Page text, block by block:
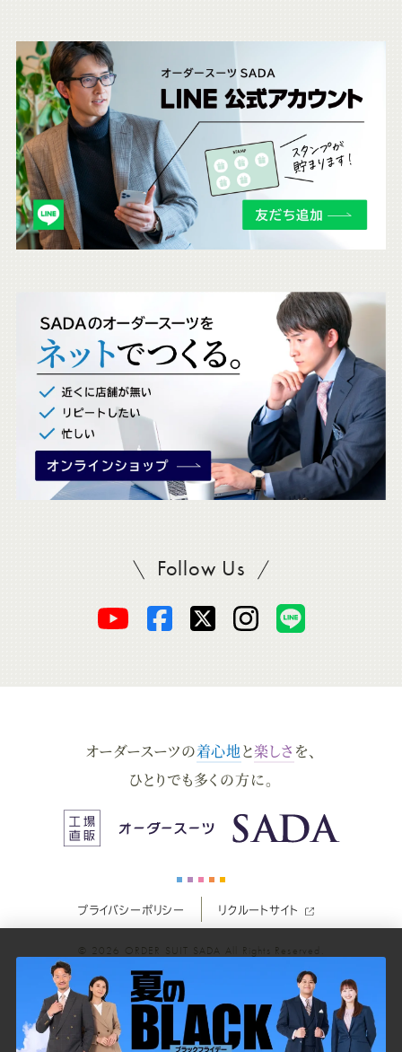
こ
ち
ら
も
チ
ェ
Follow UsSADAをフォロー
オ
ー
ス
ツ
SADA
の
オ
ー
ス
ー
ツ
SADA
の
オ
ー
ス
ー
ツ
SADA
の
オ
ー
ス
ツ
SADA
の
ス
ツ
SADA
の
オーダースーツの着心地と楽しさ を、
ひとりでも多くの方に。
プライバシーポリシー リクルートサイト
© 2026 ORDER SUIT SADA All Rights Reserved.